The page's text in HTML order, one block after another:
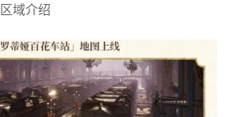
域介绍